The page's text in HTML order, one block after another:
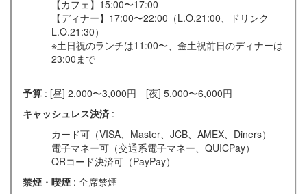
【カフェ】15:00〜17:00
【ディナー】17:00〜22:00（L.O.21:00、ドリンク
L.O.21:30）
※土日祝のランチは11:00〜、金土祝前日のディナーは
23:00まで
予算 : [昼] 2,000〜3,000円 [夜] 5,000〜6,000円
キャッシュレス決済 :
カード可（VISA、Master、JCB、AMEX、Diners）
電子マネー可（交通系電子マネー、QUICPay）
QRコード決済可（PayPay）
禁煙・喫煙 : 全席禁煙